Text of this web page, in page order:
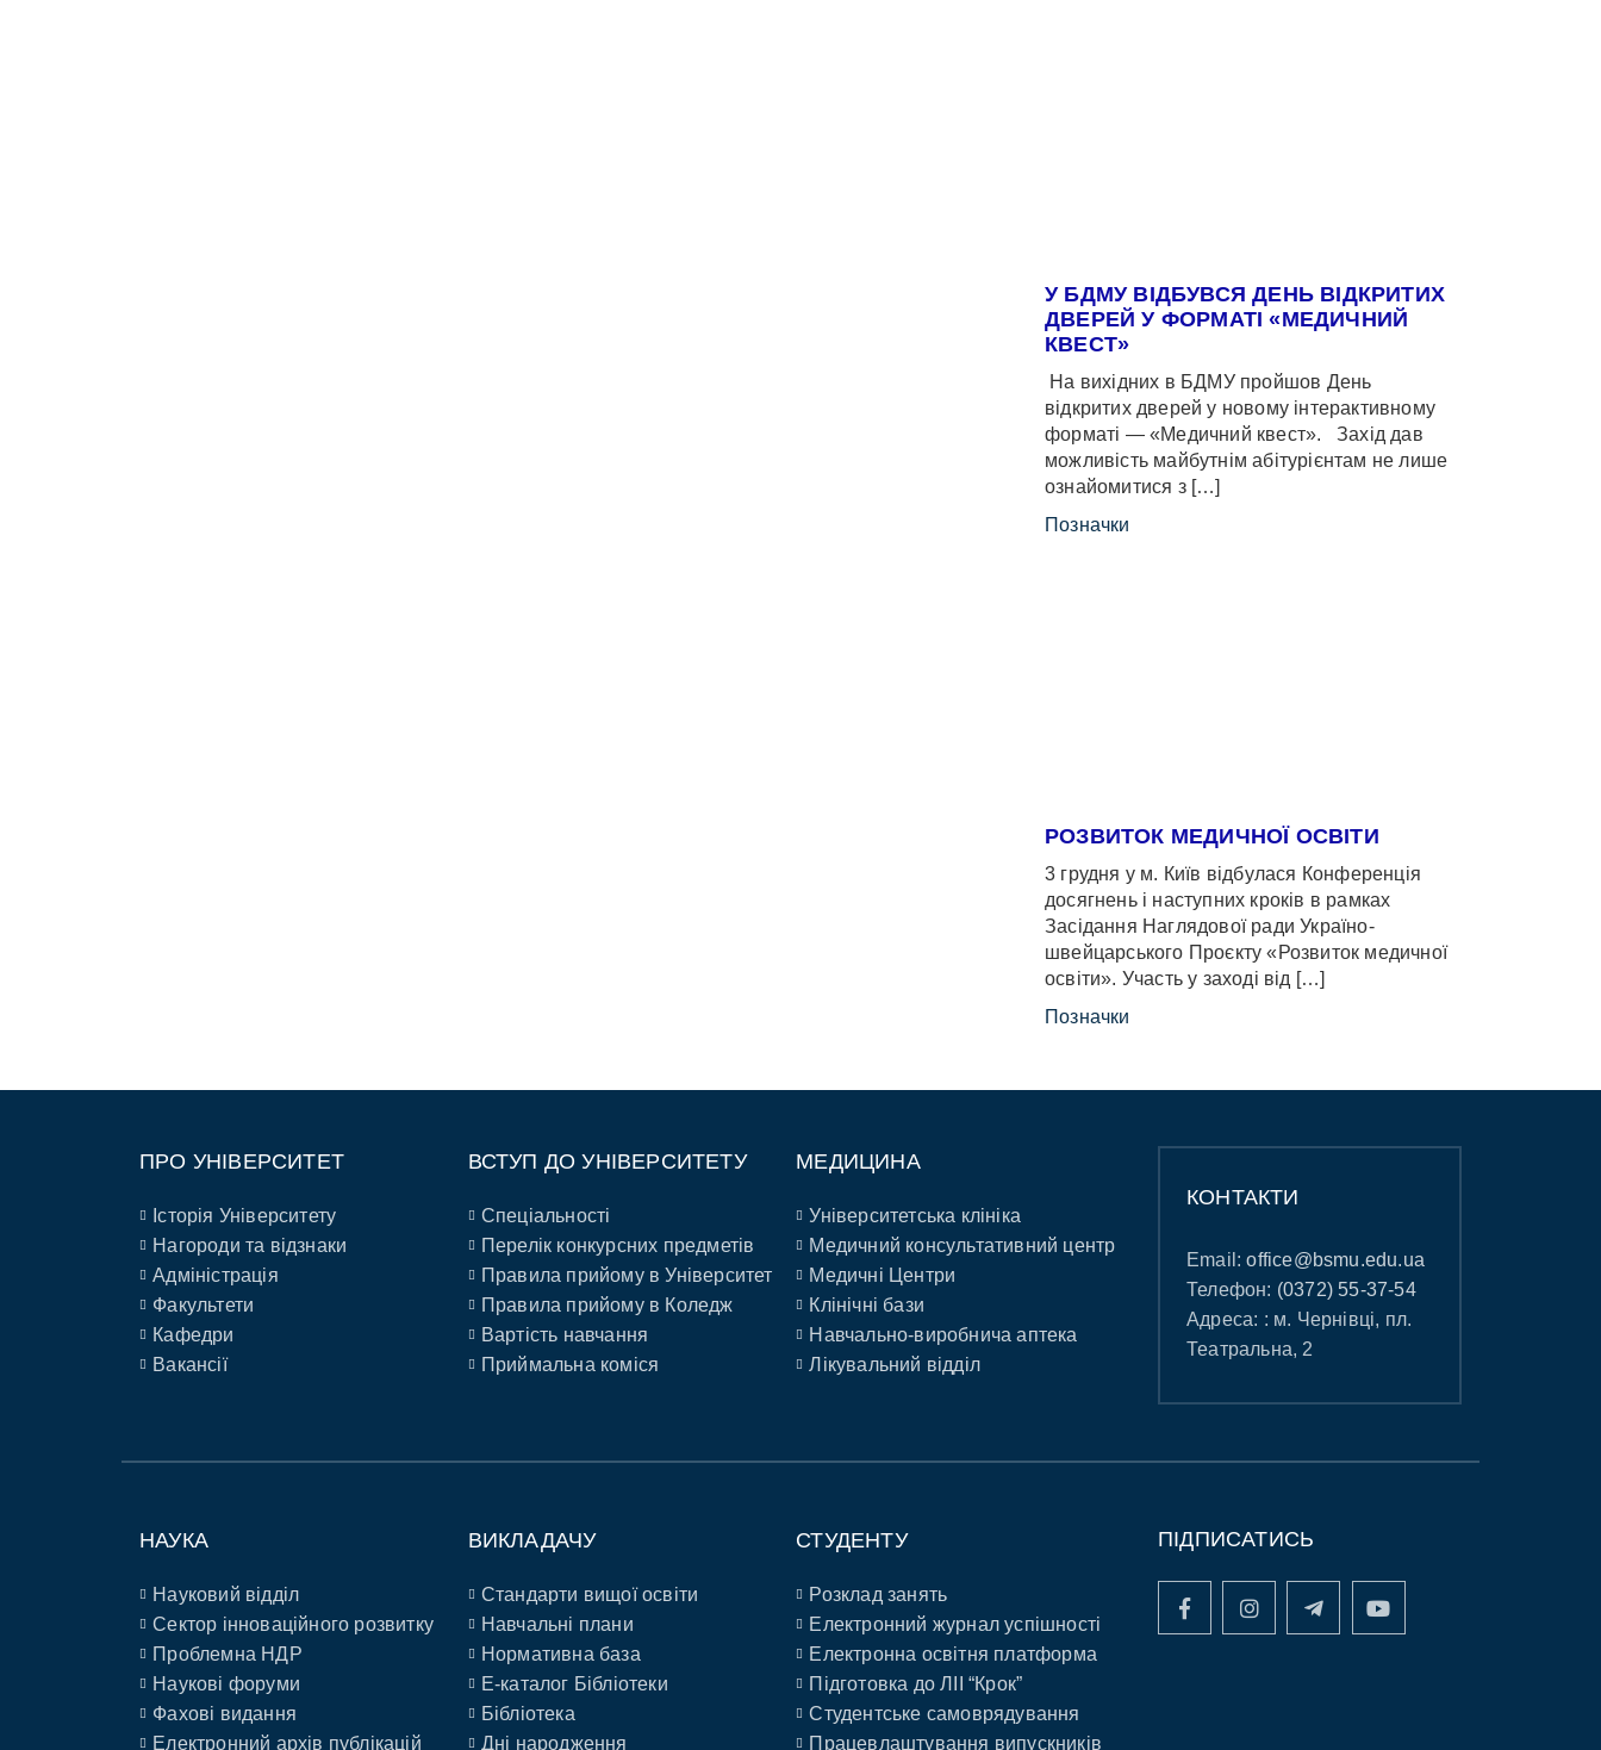
У БДМУ ВІДБУВСЯ ДЕНЬ ВІДКРИТИХ
ДВЕРЕЙ У ФОРМАТІ «МЕДИЧНИЙ
КВЕСТ»
На вихідних в БДМУ пройшов День
відкритих дверей у новому інтерактивному
форматі — «Медичний квест». Захід дав
можливість майбутнім абітурієнтам не лише
ознайомитися з […]
Позначки
РОЗВИТОК МЕДИЧНОЇ ОСВІТИ
3 грудня у м. Київ відбулася Конференція
досягнень і наступних кроків в рамках
Засідання Наглядової ради Україно-
швейцарського Проєкту «Розвиток медичної
освіти». Участь у заході від […]
Позначки
ПРО УНІВЕРСИТЕТ
Історія Університету
Нагороди та відзнаки
Адміністрація
Факультети
Кафедри
Вакансії
ВСТУП ДО УНІВЕРСИТЕТУ
Спеціальності
Перелік конкурсних предметів
Правила прийому в Університет
Правила прийому в Коледж
Вартість навчання
Приймальна коміся
МЕДИЦИНА
Університетська клініка
Медичний консультативний центр
Медичні Центри
Клінічні бази
Навчально-виробнича аптека
Лікувальний відділ
КОНТАКТИ
Email:office@bsmu.edu.ua
Телефон: (0372) 55-37-54
Адреса: : м. Чернівці, пл.
Театральна, 2
НАУКА
Науковий відділ
Сектор інноваційного розвитку
Проблемна НДР
Наукові форуми
Фахові видання
Електронний архів публікацій
ВИКЛАДАЧУ
Стандарти вищої освіти
Навчальні плани
Нормативна база
E-каталог Бібліотеки
Бібліотека
Дні народження
СТУДЕНТУ
Розклад занять
Електронний журнал успішності
Електронна освітня платформа
Підготовка до ЛІІ “Крок”
Студентське самоврядування
Працевлаштування випускників
ПІДПИСАТИСЬ